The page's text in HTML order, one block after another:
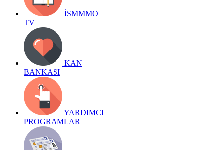
İSMMMO
TV
KAN
BANKASI
YARDIMCI
PROGRAMLAR